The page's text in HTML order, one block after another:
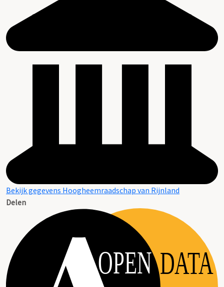
Bekijk gegevens Hoogheemraadschap van Rijnland
Delen
OPEN DATA